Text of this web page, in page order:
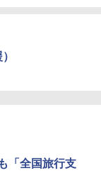
「全国旅行支